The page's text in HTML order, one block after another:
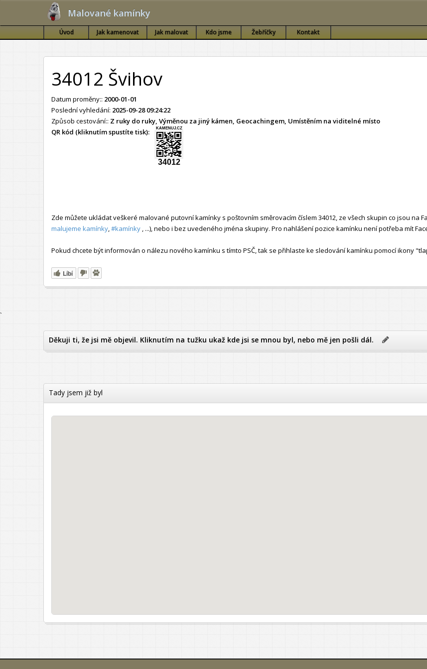
Malované kamínky
Úvod Jak kamenovat Jak malovat Kdo jsme Žebříčky Kontakt
34012 Švihov
Datum proměny:: 2000-01-01
Poslední vyhledání: 2025-09-28 09:24:22
Způsob cestování:: Z ruky do ruky, Výměnou za jiný kámen, Geocachingem, Umístěním na viditelné místo
QR kód (kliknutím spustíte tisk):
KAMENUJ.CZ
34012
Zde můžete ukládat veškeré malované putovní kamínky s poštovním směrovacím číslem 34012, ze všech skupin co jsou na
malujeme kamínky #kamínky , ...), nebo i bez uvedeného jména skupiny. Pro nahlášení pozice kamínku není potřeba mít
Pokud chcete být informován o nálezu nového kamínku s tímto PSČ, tak se přihlaste ke sledování kamínku pomocí ikony
Líbí
`
Děkuji ti, že jsi mě objevil. Kliknutím na tužku ukaž kde jsi se mnou byl, nebo mě jen pošli dál.
Tady jsem již byl